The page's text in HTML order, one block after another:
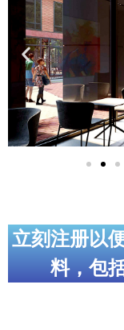
大多伦多教育网
大多伦多医疗机
加拿大银行贷款
大多伦多交通网
常用查询工具
为什么移民加拿
立刻注册以
料，包